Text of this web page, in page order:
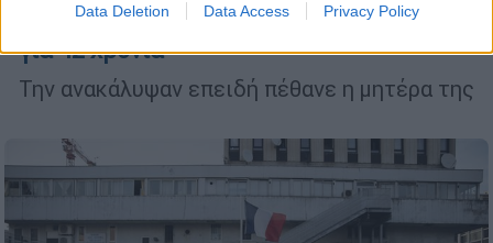
Data Deletion Data Access Privacy Policy
51χρονη ήταν κλεισμένη σε διαμέρισμα
για 42 χρόνια
Την ανακάλυψαν επειδή πέθανε η μητέρα της